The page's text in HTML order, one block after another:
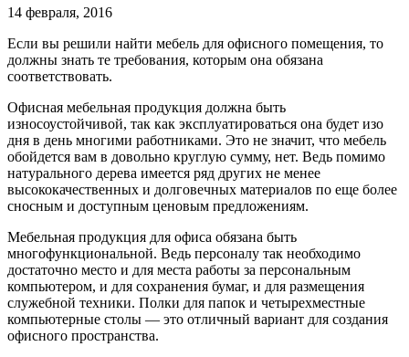
14 февраля, 2016
Если вы решили найти мебель для офисного помещения, то
должны знать те требования, которым она обязана
соответствовать.
Офисная мебельная продукция должна быть
износоустойчивой, так как эксплуатироваться она будет изо
дня в день многими работниками. Это не значит, что мебель
обойдется вам в довольно круглую сумму, нет. Ведь помимо
натурального дерева имеется ряд других не менее
высококачественных и долговечных материалов по еще более
сносным и доступным ценовым предложениям.
Мебельная продукция для офиса обязана быть
многофункциональной. Ведь персоналу так необходимо
достаточно место и для места работы за персональным
компьютером, и для сохранения бумаг, и для размещения
служебной техники. Полки для папок и четырехместные
компьютерные столы — это отличный вариант для создания
офисного пространства.